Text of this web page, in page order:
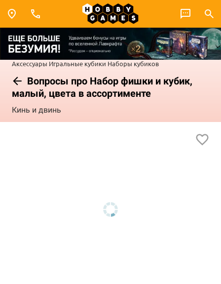
Аксессуары Игральные кубики Наборы кубиков
Вопросы про Набор фишки и кубик,
малый, цвета в ассортименте
Кинь и двинь